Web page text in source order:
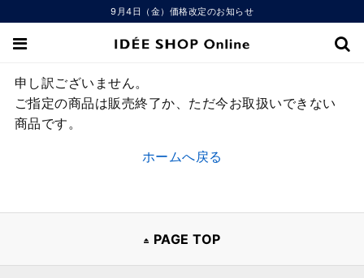
9月4日（金）価格改定のお知らせ
申し訳ございません。
ご指定の商品は販売終了か、ただ今お取扱いできない
商品です。
ホームへ戻る
PAGE TOP